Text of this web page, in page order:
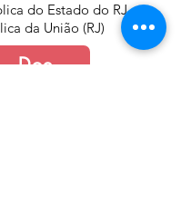
do Estado do RJ
da União (RJ)
Doe